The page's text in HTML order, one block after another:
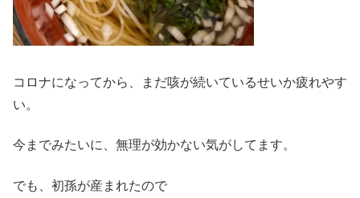
コロナになってから、まだ咳が続いているせいか疲れやす
い。
今までみたいに、無理が効かない気がしてます。
でも、初孫が産まれたので